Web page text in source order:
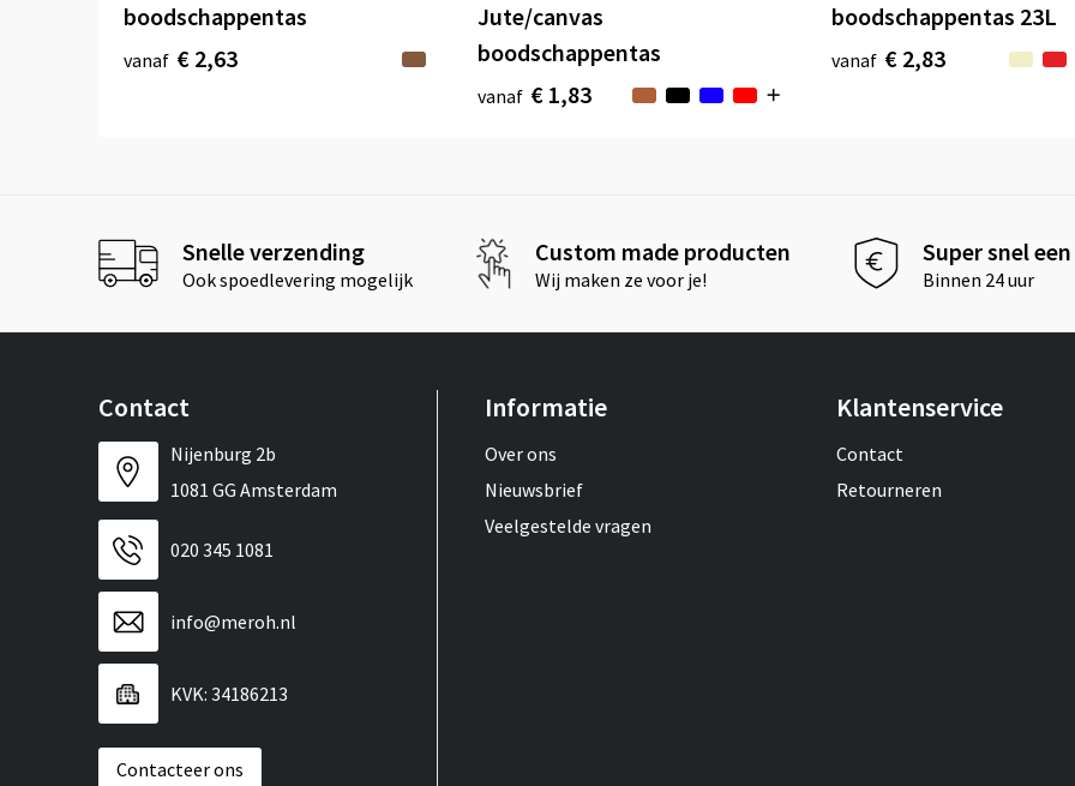
boodschappentas
vanaf € 2,63
Jute/canvas
boodschappentas
vanaf € 1,83
boodschappentas 23L
vanaf € 2,83
Snelle verzending
Ook spoedlevering mogelijk
Custom made producten
Wij maken ze voor je!
Super snel
Binnen 24 uur
Contact
Nijenburg 2b
1081 GG Amsterdam
020 345 1081
info@meroh.nl
KVK: 34186213
Contacteer ons
Informatie
Over ons
Nieuwsbrief
Veelgestelde vragen
Klantenservice
Contact
Retourneren